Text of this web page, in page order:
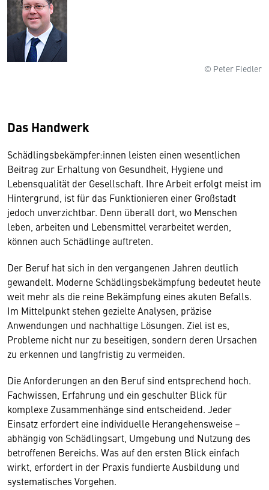
© Peter Fiedler
Das Handwerk
Schädlingsbekämpfer:innen leisten einen wesentlichen
Beitrag zur Erhaltung von Gesundheit, Hygiene und
Lebensqualität der Gesellschaft. Ihre Arbeit erfolgt meist im
Hintergrund, ist für das Funktionieren einer Großstadt
jedoch unverzichtbar. Denn überall dort, wo Menschen
leben, arbeiten und Lebensmittel verarbeitet werden,
können auch Schädlinge auftreten.
Der Beruf hat sich in den vergangenen Jahren deutlich
gewandelt. Moderne Schädlingsbekämpfung bedeutet heute
weit mehr als die reine Bekämpfung eines akuten Befalls.
Im Mittelpunkt stehen gezielte Analysen, präzise
Anwendungen und nachhaltige Lösungen. Ziel ist es,
Probleme nicht nur zu beseitigen, sondern deren Ursachen
zu erkennen und langfristig zu vermeiden.
Die Anforderungen an den Beruf sind entsprechend hoch.
Fachwissen, Erfahrung und ein geschulter Blick für
komplexe Zusammenhänge sind entscheidend. Jeder
Einsatz erfordert eine individuelle Herangehensweise –
abhängig von Schädlingsart, Umgebung und Nutzung des
betroffenen Bereichs. Was auf den ersten Blick einfach
wirkt, erfordert in der Praxis fundierte Ausbildung und
systematisches Vorgehen.